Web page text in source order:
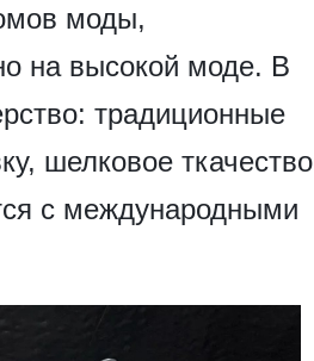
моды,
на высокой моде. В
традиционные
шелковое ткачество
с международными